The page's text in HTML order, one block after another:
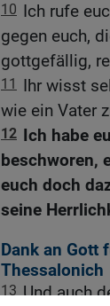
10 Ich rufe
gegen euch,
gottgefällig,
11
Ihr wisst
wie ein Vater
12 Ich habe
beschworen,
euch doch
seine
Dank an Gott
Thessalonich
13 Und auch